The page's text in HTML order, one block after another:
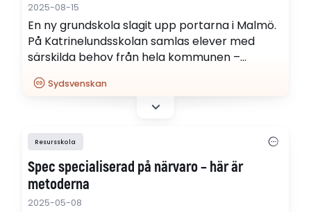
2025-08-15
En ny grundskola slagit upp portarna i Malmö.
På Katrinelundsskolan samlas elever med
särskilda behov från hela kommunen –
samtidigt som nitton tidigare resursenheter
har lagts ner.
Sydsvenskan
Resursskola
Spec specialiserad på närvaro – här är
metoderna
2025-05-08